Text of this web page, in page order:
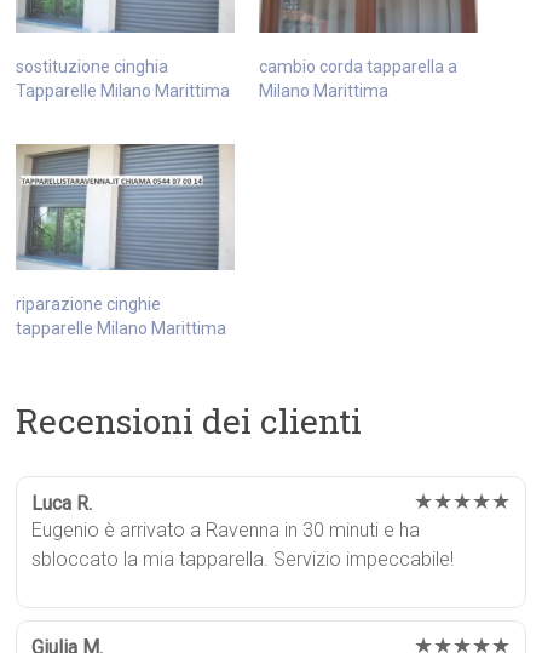
sostituzione cinghia
Tapparelle Milano Marittima
cambio corda tapparella a
Milano Marittima
riparazione cinghie
tapparelle Milano Marittima
Recensioni dei clienti
Luca R. ★★★★★
Eugenio è arrivato a Ravenna in 30 minuti e ha
sbloccato la mia tapparella. Servizio impeccabile!
Giulia M. ★★★★★